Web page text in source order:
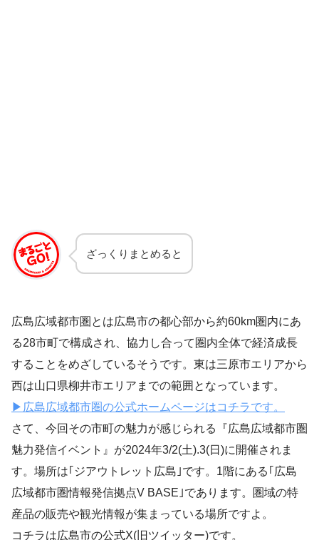
ざっくりまとめると
広島広域都市圏とは広島市の都心部から約60km圏内にあ
る28市町で構成され、協力し合って圏内全体で経済成長
することをめざしているそうです。東は三原市エリアから
西は山口県柳井市エリアまでの範囲となっています。
▶広島広域都市圏の公式ホームページはコチラです。
さて、今回その市町の魅力が感じられる『広島広域都市圏
魅力発信イベント』が2024年3/2(土).3(日)に開催されま
す。場所は｢ジアウトレット広島｣です。1階にある｢広島
広域都市圏情報発信拠点V BASE｣であります。圏域の特
産品の販売や観光情報が集まっている場所ですよ。
コチラは広島市の公式X(旧ツイッター)です。